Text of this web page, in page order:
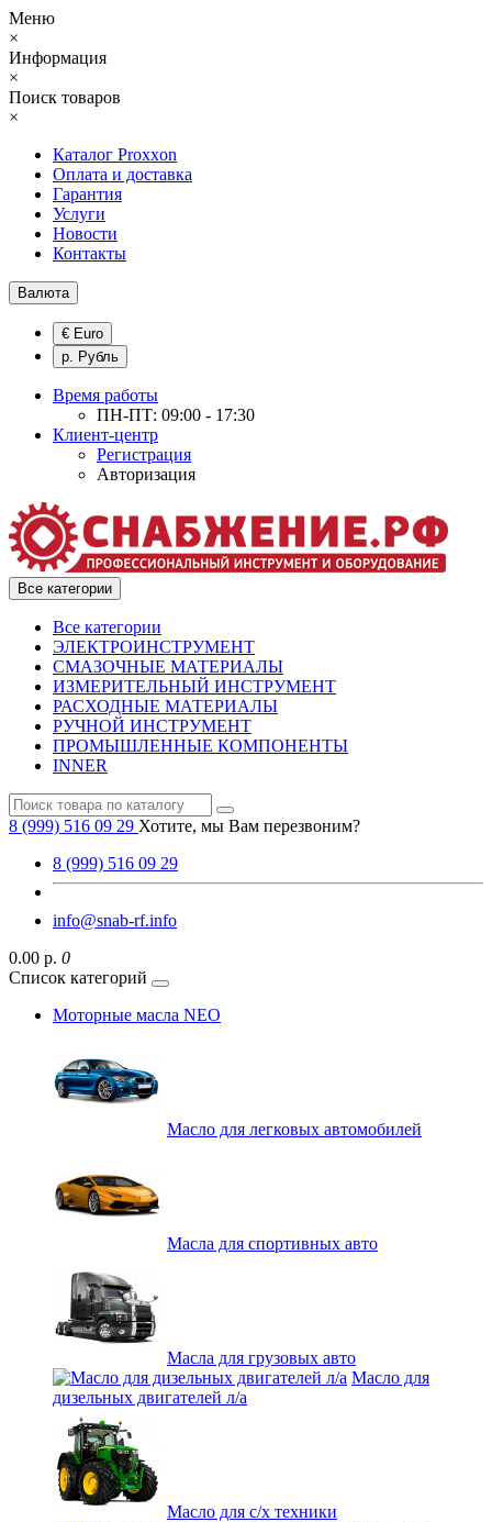
Меню
×
Информация
×
Поиск товаров
×
Каталог Proxxon
Оплата и доставка
Гарантия
Услуги
Новости
Контакты
Валюта
€ Euro
р. Рубль
Время работы
ПН-ПТ: 09:00 - 17:30
Клиент-центр
Регистрация
Авторизация
Все категории
Все категории
ЭЛЕКТРОИНСТРУМЕНТ
СМАЗОЧНЫЕ МАТЕРИАЛЫ
ИЗМЕРИТЕЛЬНЫЙ ИНСТРУМЕНТ
РАСХОДНЫЕ МАТЕРИАЛЫ
РУЧНОЙ ИНСТРУМЕНТ
ПРОМЫШЛЕННЫЕ КОМПОНЕНТЫ
INNER
8 (999) 516 09 29 Хотите, мы Вам перезвоним?
8 (999) 516 09 29
info@snab-rf.info
0.00 р. 0
Список категорий
Моторные масла NEO
Масло для легковых автомобилей
Масла для спортивных авто
Масла для грузовых авто
Масло для
дизельных двигателей л/а
Масло для с/х техники